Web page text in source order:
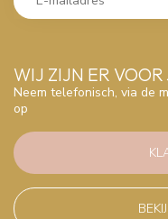
WIJ ZIJN ER VOOR
Neem telefonisch, via de
op